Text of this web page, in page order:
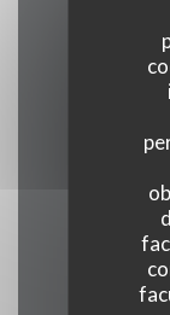
Veranda,